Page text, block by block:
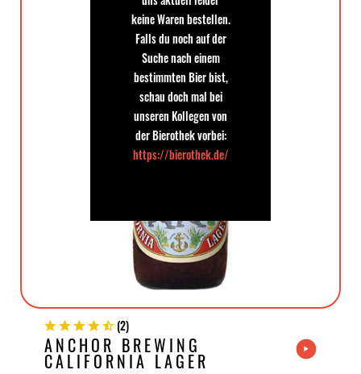
(2)
ANCHOR BREWING
CALIFORNIA LAGER
keine Waren bestellen.
Falls du noch auf der
Suche nach einem
bestimmten Bier bist,
schau doch mal bei
unseren Kollegen von
der Bierothek vorbei:
https://bierothek.de/